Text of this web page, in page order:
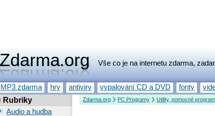
Zdarma.org Vše co je na internetu zdarma,
MP3 zdarma hry antiviry vypalování CD a DVD fonty
Zdarma.org PC Programy Utility, pomocné
Rubriky
Audio a hudba